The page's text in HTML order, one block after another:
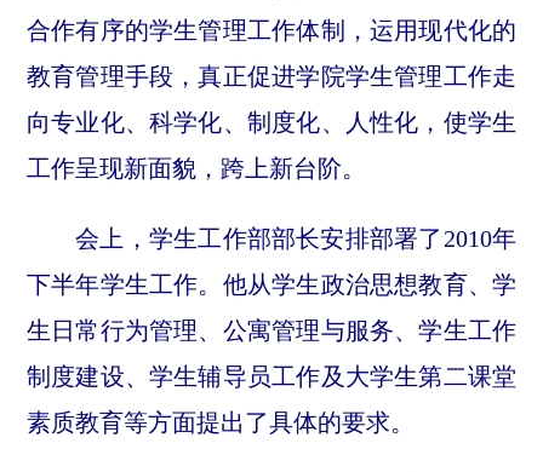
合作有序的学生管理工作体制，运用现代化的
教育管理手段，真正促进学院学生管理工作走
向专业化、科学化、制度化、人性化，使学生
工作呈现新面貌，跨上新台阶。
会上，学生工作部部长安排部署了 2010年
下半年学生工作。他从学生政治思想教育、学
生日常行为管理、公寓管理与服务、学生工作
制度建设、学生辅导员工作及大学生第二课堂
素质教育等方面提出了具体的要求。